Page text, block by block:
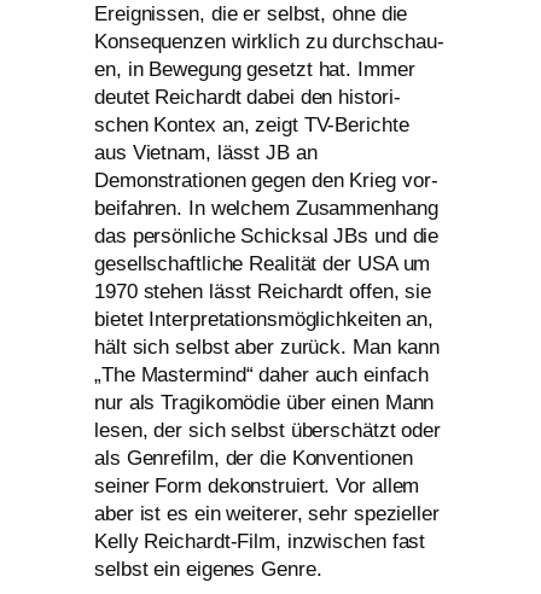
Ereignissen, die er selbst, ohne die
Konsequenzen wirk­lich zu durch­schau­
en, in Bewegung gesetzt hat. Immer
deu­tet Reichardt dabei den his­to­ri­
schen Kontex an, zeigt TV-Berichte
aus Vietnam, lässtJBan
Demonstrationen gegen den Krieg vor­
bei­fah­ren. In wel­chem Zusammenhang
das per­sön­li­che Schicksal JBs und die
gesell­schaft­li­che Realität der USAum
1970 ste­hen lässt Reichardt offen, sie
bie­tet Interpretationsmöglichkeiten an,
hält sich selbst aber zurück. Man kann
„The Mastermind“ daher auch ein­fach
nur als Tragikomödie über einen Mann
lesen, der sich selbst über­schätzt oder
als Genrefilm, der die Konventionen
sei­ner Form dekon­stru­iert. Vor allem
aber ist es ein wei­te­rer, sehr spe­zi­el­ler
Kelly Reichardt-Film, inzwi­schen fast
selbst ein eige­nes Genre.